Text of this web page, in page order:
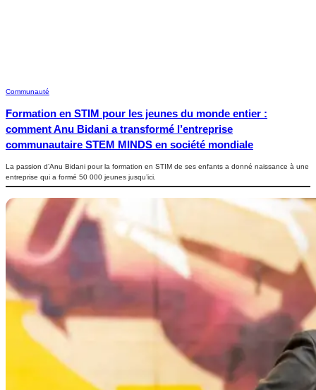
Communauté
Formation en STIM pour les jeunes du monde entier :
comment Anu Bidani a transformé l’entreprise
communautaire STEM MINDS en société mondiale
La passion d’Anu Bidani pour la formation en STIM de ses enfants a donné naissance à une
entreprise qui a formé 50 000 jeunes jusqu’ici.